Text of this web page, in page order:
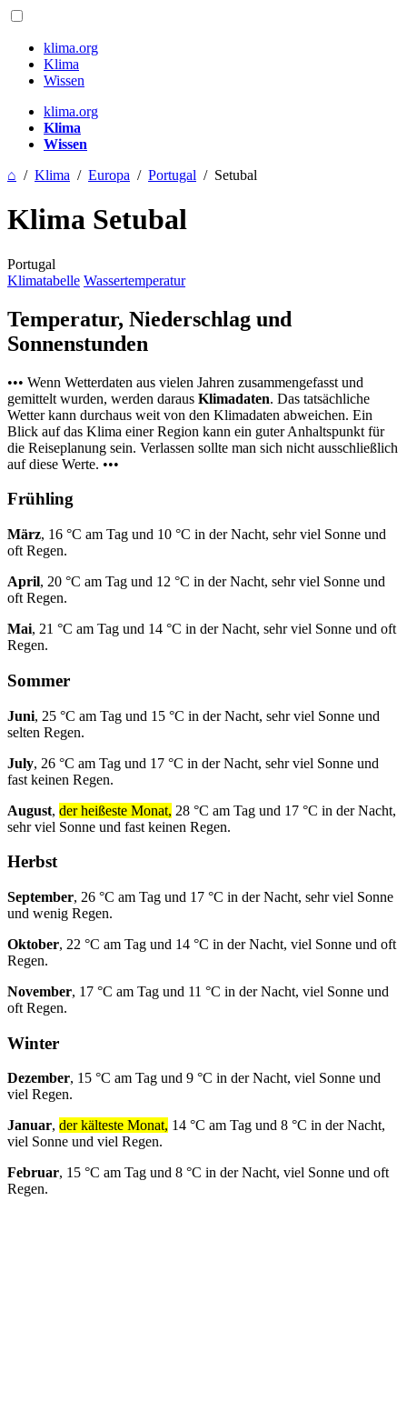
klima.org
Klima
Wissen
klima.org
Klima
Wissen
⌂ / Klima / Europa / Portugal / Setubal
Klima Setubal
Portugal
Klimatabelle Wassertemperatur
Temperatur, Niederschlag und
Sonnenstunden
••• Wenn Wetterdaten aus vielen Jahren zusammengefasst und
gemittelt wurden, werden daraus Klimadaten. Das tatsächliche
Wetter kann durchaus weit von den Klimadaten abweichen. Ein
Blick auf das Klima einer Region kann ein guter Anhaltspunkt für
die Reiseplanung sein. Verlassen sollte man sich nicht ausschließlich
auf diese Werte. •••
Frühling
März, 16 °C am Tag und 10 °C in der Nacht, sehr viel Sonne und
oft Regen.
April, 20 °C am Tag und 12 °C in der Nacht, sehr viel Sonne und
oft Regen.
Mai, 21 °C am Tag und 14 °C in der Nacht, sehr viel Sonne und oft
Regen.
Sommer
Juni, 25 °C am Tag und 15 °C in der Nacht, sehr viel Sonne und
selten Regen.
July, 26 °C am Tag und 17 °C in der Nacht, sehr viel Sonne und
fast keinen Regen.
August, der heißeste Monat, 28 °C am Tag und 17 °C in der Nacht,
sehr viel Sonne und fast keinen Regen.
Herbst
September, 26 °C am Tag und 17 °C in der Nacht, sehr viel Sonne
und wenig Regen.
Oktober, 22 °C am Tag und 14 °C in der Nacht, viel Sonne und oft
Regen.
November, 17 °C am Tag und 11 °C in der Nacht, viel Sonne und
oft Regen.
Winter
Dezember, 15 °C am Tag und 9 °C in der Nacht, viel Sonne und
viel Regen.
Januar, der kälteste Monat, 14 °C am Tag und 8 °C in der Nacht,
viel Sonne und viel Regen.
Februar, 15 °C am Tag und 8 °C in der Nacht, viel Sonne und oft
Regen.